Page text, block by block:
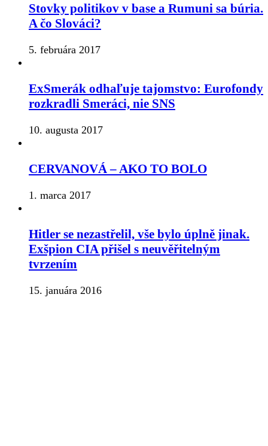
Stovky politikov v base a Rumuni sa búria.
A čo Slováci?
5. februára 2017
ExSmerák odhaľuje tajomstvo: Eurofondy
rozkradli Smeráci, nie SNS
10. augusta 2017
CERVANOVÁ – AKO TO BOLO
1. marca 2017
Hitler se nezastřelil, vše bylo úplně jinak.
Exšpion CIA přišel s neuvěřitelným
tvrzením
15. januára 2016